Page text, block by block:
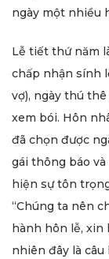
ngày một nhiều
Lễ tiết thứ năm
chấp nhận sính
vợ), ngày thú
xem bói. Hôn
đã chọn được
gái thông báo
hiện sự tôn
“Chúng ta nên
hành hôn lễ, xin
nhiên đây là